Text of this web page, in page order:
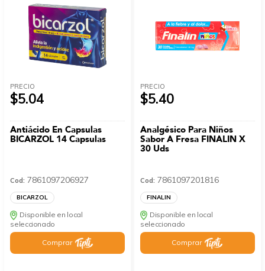
PRECIO
$5.04
Antiácido En Capsulas
BICARZOL 14 Capsulas
Cod: 7861097206927
BICARZOL
Disponible en local
seleccionado
Comprar
PRECIO
$5.40
Analgésico Para Niños
Sabor A Fresa FINALIN X
30 Uds
Cod: 7861097201816
FINALIN
Disponible en local
seleccionado
Comprar